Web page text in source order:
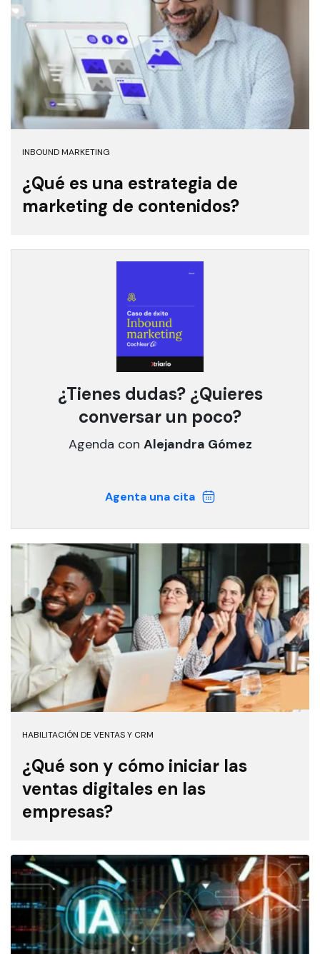
INBOUND MARKETING
¿Qué es una estrategia de
marketing de contenidos?
¿Tienes dudas? ¿Quieres
conversar un poco?
Agenda con Alejandra Gómez
Agenta una cita
HABILITACIÓN DE VENTAS Y CRM
¿Qué son y cómo iniciar las
ventas digitales en las
empresas?